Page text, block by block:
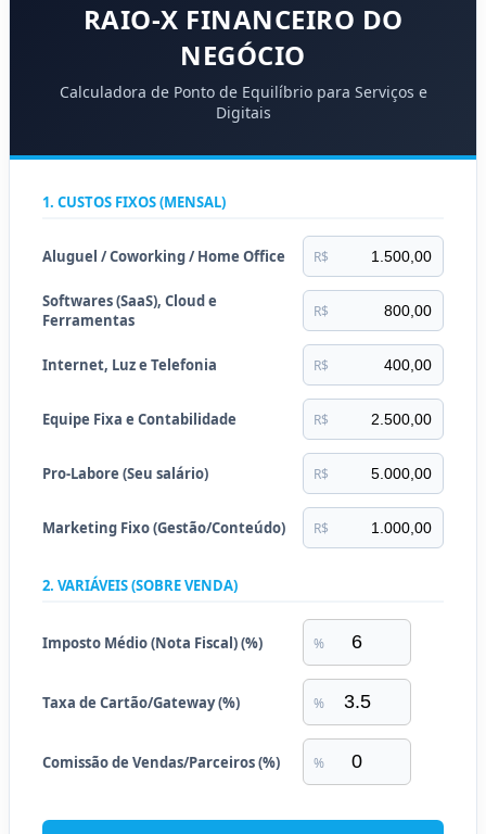
RAIO-X FINANCEIRO DO
NEGÓCIO
Calculadora de Ponto de Equilíbrio para Serviços e
Digitais
1. CUSTOS FIXOS (MENSAL)
Aluguel / Coworking / Home Office R$
Softwares (SaaS), Cloud e
Ferramentas
R$
Internet, Luz e Telefonia R$
Equipe Fixa e Contabilidade R$
Pro-Labore (Seu salário) R$
Marketing Fixo (Gestão/Conteúdo) R$
2. VARIÁVEIS (SOBRE VENDA)
Imposto Médio (Nota Fiscal) (%) %
Taxa de Cartão/Gateway (%) %
Comissão de Vendas/Parceiros (%) %